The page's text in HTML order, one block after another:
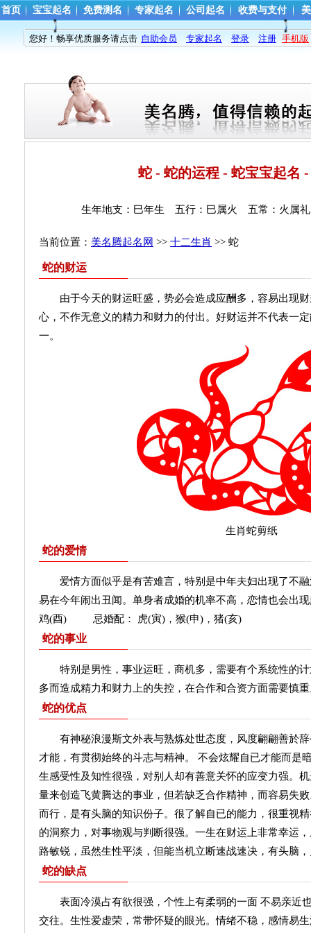
首页 宝宝起名 免费测名 专家起名 公司起名 收费与支付
您好！畅享优质服务请点击 自助会员 专家起名 登录 注册 手机版
蛇 - 蛇的运程 - 蛇宝宝起名
生年地支：巳年生 五行：巳属火 五常：火属
当前位置： 美名腾起名网 >> 十二生肖 >> 蛇
蛇的财运
由于今天的财运旺盛，势必会造成应酬多，容易出现财
心，不作无意义的精力和财力的付出。好财运并不代表一
一。
生肖蛇剪纸
蛇的爱情
爱情方面似乎是有苦难言，特别是中年夫妇出现了不融
易在今年闹出丑闻。单身者成婚的机率不高，恋情也会出
鸡(酉) 忌婚配： 虎(寅)，猴(申)，猪(亥)
蛇的事业
特别是男性，事业运旺，商机多，需要有个系统性的计
多而造成精力和财力上的失控，在合作和合资方面需要慎
蛇的优点
有神秘浪漫斯文外表与熟炼处世态度，风度翩翩善於辞
才能，有贯彻始终的斗志与精神。 不会炫耀自已才能而是
生感受性及知性很强，对别人却有善意关怀的应变力强。
量来创造飞黄腾达的事业，但若缺乏合作精神，而容易失
而行，是有头脑的知识份子。很了解自已的能力，很重视
的洞察力，对事物观与判断很强。一生在财运上非常幸运
路敏锐，虽然生性平淡，但能当机立断速战速决，有头脑
蛇的缺点
表面冷漠占有欲很强，个性上有柔弱的一面 不易亲近
交往。生性爱虚荣，常带怀疑的眼光。情绪不稳，感情易